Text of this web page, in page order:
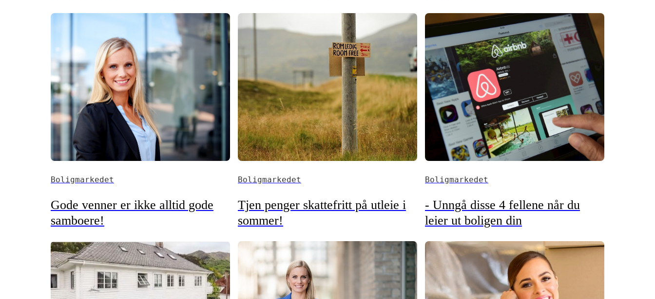
Boligmarkedet
Gode venner er ikke alltid gode
samboere!
Boligmarkedet
Tjen penger skattefritt på utleie i
sommer!
Boligmarkedet
- Unngå disse 4 fellene når du
leier ut boligen din